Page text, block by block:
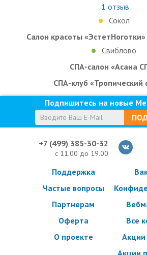
1 отзыв
Сокол
Салон красоты
Свиблово
СПА-салон «Асана
СПА-клуб «Тропический
Подпишитесь на новые
+7 (499) 385-30-32
с 11.00 до 19.00
Поддержка
Частые вопросы
Партнерам
Оферта
О проекте
Все